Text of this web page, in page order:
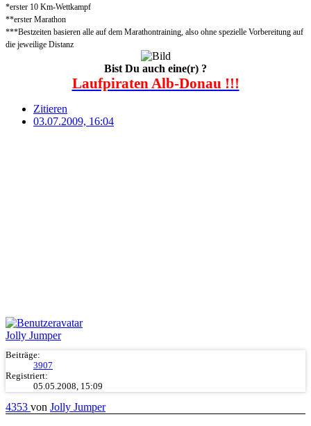
*erster 10 Km-Wettkampf
**erster Marathon
***Bestzeiten basieren alle auf dem Marathontraining, also ohne spezielle Vorbereitung auf
die jeweilige Distanz
Bist Du auch eine(r) ?
Laufpiraten Alb-Donau !!!
Zitieren
03.07.2009, 16:04
Jolly Jumper
Beiträge:
3907
Registriert:
05.05.2008, 15:09
4353 von Jolly Jumper